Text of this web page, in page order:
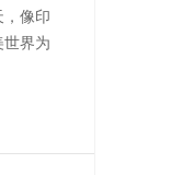
，像印
世界为